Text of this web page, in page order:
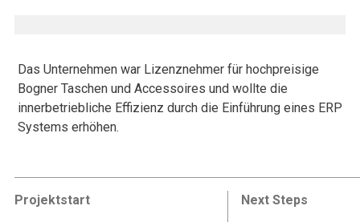
Das Unternehmen war Lizenznehmer für hochpreisige
Bogner Taschen und Accessoires und wollte die
innerbetriebliche Effizienz durch die Einführung eines ERP
Systems erhöhen.
Projektstart Next Steps